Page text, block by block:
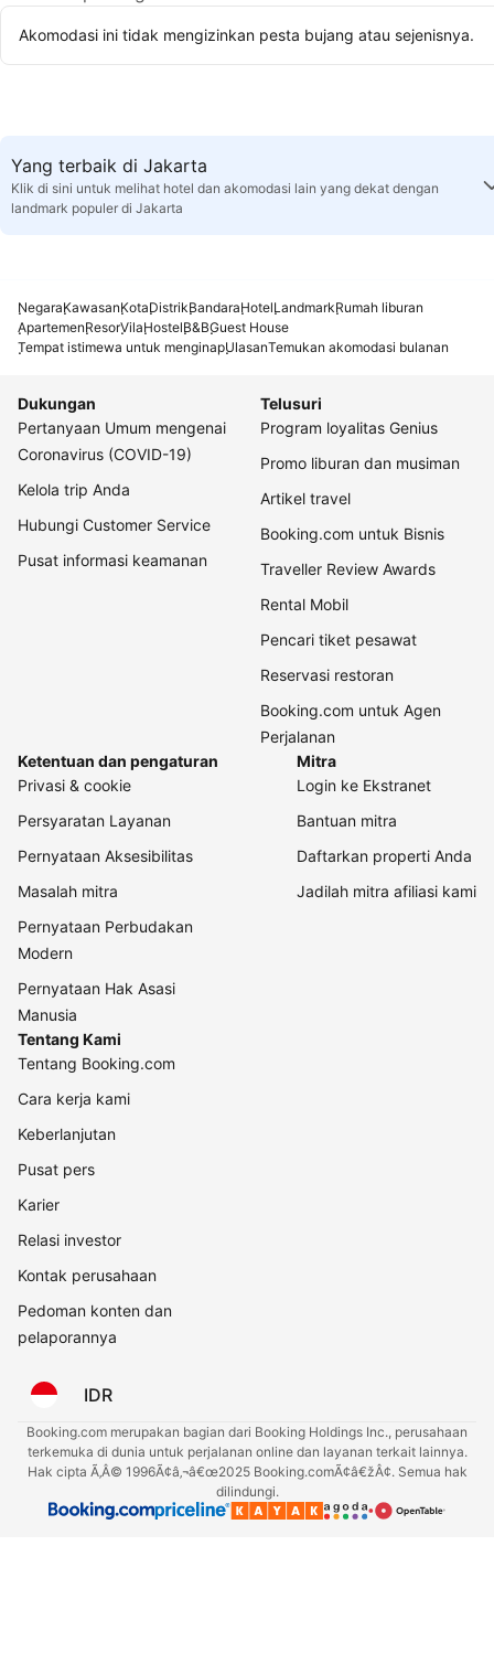
Akomodasi ini tidak mengizinkan pesta bujang atau sejenisnya.
Yang terbaik di Jakarta
Klik di sini untuk melihat hotel dan akomodasi lain yang dekat dengan
landmark populer di Jakarta
NegaraKawasanKotaDistrikBandaraHotelLandmarkRumah liburan
ApartemenResorVilaHostelB&BGuest House
Tempat istimewa untuk menginapUlasanTemukan akomodasi bulanan
Dukungan
Pertanyaan Umum mengenai
Coronavirus (COVID-19)
Kelola trip Anda
Hubungi Customer Service
Pusat informasi keamanan
Telusuri
Program loyalitas Genius
Promo liburan dan musiman
Artikel travel
Booking.com untuk Bisnis
Traveller Review Awards
Rental Mobil
Pencari tiket pesawat
Reservasi restoran
Booking.com untuk Agen
Perjalanan
Ketentuan dan pengaturan
Privasi & cookie
Persyaratan Layanan
Pernyataan Aksesibilitas
Masalah mitra
Pernyataan Perbudakan
Modern
Pernyataan Hak Asasi
Manusia
Mitra
Login ke Ekstranet
Bantuan mitra
Daftarkan properti Anda
Jadilah mitra afiliasi kami
Tentang Kami
Tentang Booking.com
Cara kerja kami
Keberlanjutan
Pusat pers
Karier
Relasi investor
Kontak perusahaan
Pedoman konten dan
pelaporannya
IDR
Booking.com merupakan bagian dari Booking Holdings Inc., perusahaan
terkemuka di dunia untuk perjalanan online dan layanan terkait lainnya.
Hak cipta Ã‚Â© 1996Ã¢â‚¬â€œ2025 Booking.comÃ¢â€žÂ¢. Semua hak
dilindungi.